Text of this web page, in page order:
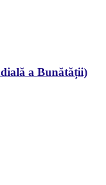
a Bunătății)